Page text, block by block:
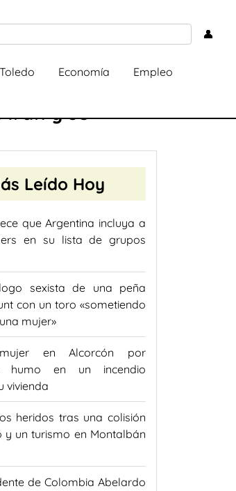
👤
Toledo Economía Empleo
Irán y se
Leído Hoy
que Argentina incluya a
en su lista de grupos
sexista de una peña
con un toro «sometiendo
mujer»
en Alcorcón por
humo en un incendio
vivienda
heridos tras una colisión
y un turismo en Montalbán
de Colombia Abelardo